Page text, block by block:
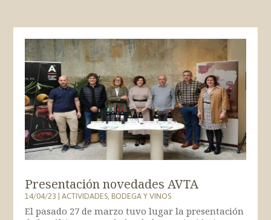
Presentación novedades AVTA
14/04/23|ACTIVIDADES,BODEGA Y VINOS
El pasado 27 de marzo tuvo lugar la presentación